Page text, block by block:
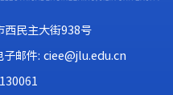
西民主大街938号
子邮件: ciee@jlu.edu.cn